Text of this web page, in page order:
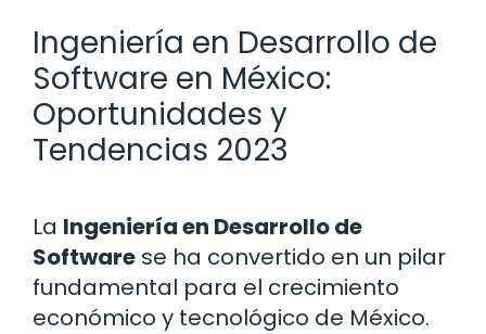
Ingeniería en Desarrollo de
Software en México:
Oportunidades y
Tendencias 2023
La Ingeniería en Desarrollo de
Software se ha convertido en un pilar
fundamental para el crecimiento
económico y tecnológico de México.